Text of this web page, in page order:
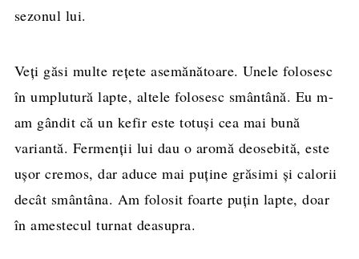
sezonul lui.
Veți găsi multe rețete asemănătoare. Unele folosesc
în umplutură lapte, altele folosesc smântână. Eu m-
am gândit că un kefir este totuși cea mai bună
variantă. Fermenții lui dau o aromă deosebită, este
ușor cremos, dar aduce mai puține grăsimi și calorii
decât smântâna. Am folosit foarte puțin lapte, doar
în amestecul turnat deasupra.